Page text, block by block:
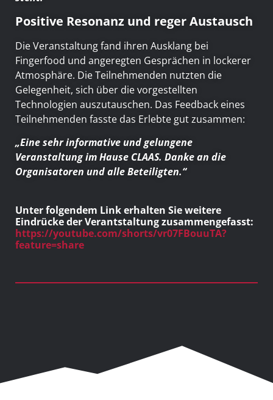
Positive Resonanz und reger Austausch
Die Veranstaltung fand ihren Ausklang bei
Fingerfood und angeregten Gesprächen in lockerer
Atmosphäre. Die Teilnehmenden nutzten die
Gelegenheit, sich über die vorgestellten
Technologien auszutauschen. Das Feedback eines
Teilnehmenden fasste das Erlebte gut zusammen:
„Eine sehr informative und gelungene
Veranstaltung im Hause CLAAS. Danke an die
Organisatoren und alle Beteiligten.“
Unter folgendem Link erhalten Sie weitere
Eindrücke der Verantstaltung zusammengefasst:
https://youtube.com/shorts/vr07FBouuTA?
feature=share